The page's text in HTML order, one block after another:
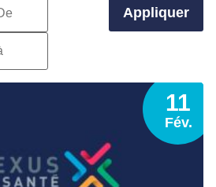
Appliquer
11
Fév.